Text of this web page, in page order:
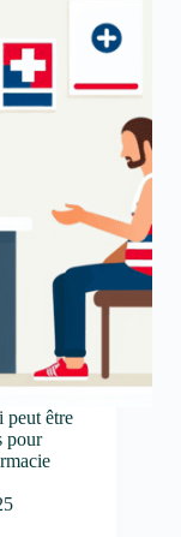
peut être
pour